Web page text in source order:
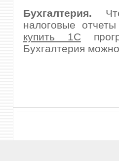
Бухгалтерия.
налоговые
купить 1С
Бухгалтерия